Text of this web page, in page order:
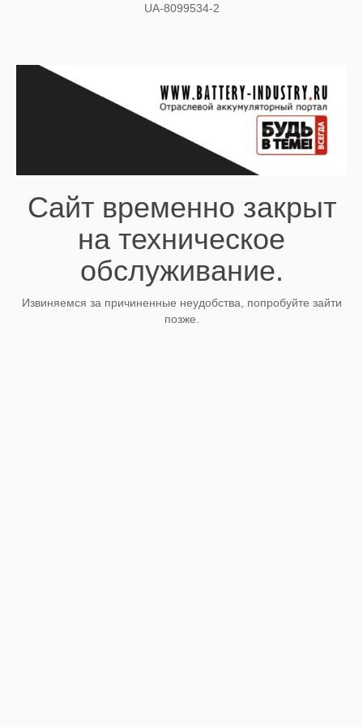
UA-8099534-2
Сайт временно закрыт
на техническое
обслуживание.
Извиняемся за причиненные неудобства, попробуйте зайти
позже.